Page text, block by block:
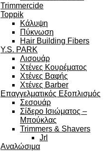
Trimmercide
Toppik
Κάλυψη
Πύκνωση
Hair Building Fibers
Y.S. PARK
Λισουάρ
Χτένες Κουρέματος
Χτένες Βαφής
Χτένες Barber
Επαγγελματικός Εξοπλισμός
Σεσουάρ
Σίδερο Ισιώματος –
Μπούκλας
Trimmers & Shavers
Jrl
Αναλώσιμα